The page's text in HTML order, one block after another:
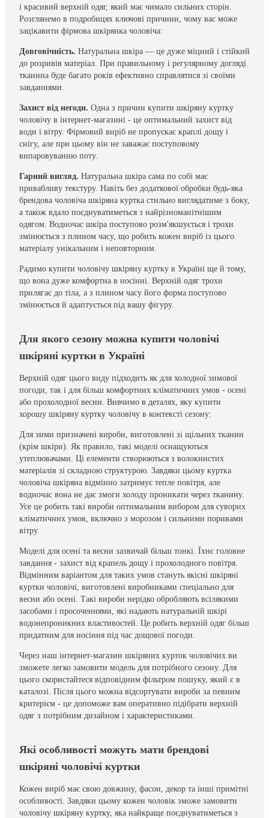
і красивий верхній одяг, який має чимало сильних сторін.
Розглянемо в подробицях ключові причини, чому вас може
зацікавити фірмова шкірянка чоловіча:
Довговічність. Натуральна шкіра — це дуже міцний і стійкий
до розривів матеріал. При правильному і регулярному догляді
тканина буде багато років ефективно справлятися зі своїми
завданнями.
Захист від негоди. Одна з причин купити шкіряну куртку
чоловічу в інтернет-магазині - це оптимальний захист від
води і вітру. Фірмовий виріб не пропускає краплі дощу і
снігу, але при цьому він не заважає поступовому
випаровуванню поту.
Гарний вигляд. Натуральна шкіра сама по собі має
привабливу текстуру. Навіть без додаткової обробки будь-яка
брендова чоловіча шкіряна куртка стильно виглядатиме з боку,
а також вдало поєднуватиметься з найрізноманітнішим
одягом. Водночас шкіра поступово розм'якшується і трохи
змінюється з плином часу, що робить кожен виріб із цього
матеріалу унікальним і неповторним.
Радимо купити чоловічу шкіряну куртку в Україні ще й тому,
що вона дуже комфортна в носінні. Верхній одяг трохи
прилягає до тіла, а з плином часу його форма поступово
змінюється й адаптується під вашу фігуру.
Для якого сезону можна купити чоловічі
шкіряні куртки в Україні
Верхній одяг цього виду підходить як для холодної зимової
погоди, так і для більш комфортних кліматичних умов - осені
або прохолодної весни. Вивчимо в деталях, яку купити
хорошу шкіряну куртку чоловічу в контексті сезону:
Для зими призначені вироби, виготовлені зі щільних тканин
(крім шкіри). Як правило, такі моделі оснащуються
утеплювачами. Ці елементи створюються з волокнистих
матеріалів зі складною структурою. Завдяки цьому куртка
чоловіча шкіряна відмінно затримує тепле повітря, але
водночас вона не дає змоги холоду проникати через тканину.
Усе це робить такі вироби оптимальним вибором для суворих
кліматичних умов, включно з морозом і сильними поривами
вітру.
Моделі для осені та весни зазвичай більш тонкі. Їхнє головне
завдання - захист від крапель дощу і прохолодного повітря.
Відмінним варіантом для таких умов стануть якісні шкіряні
куртки чоловічі, виготовлені виробниками спеціально для
весни або осені. Такі вироби нерідко обробляють всілякими
засобами і просоченнями, які надають натуральній шкірі
водонепроникних властивостей. Це робить верхній одяг більш
придатним для носіння під час дощової погоди.
Через наш інтернет-магазин шкіряних курток чоловічих ви
зможете легко замовити модель для потрібного сезону. Для
цього скористайтеся відповідним фільтром пошуку, який є в
каталозі. Після цього можна відсортувати вироби за певним
критерієм - це допоможе вам оперативно підібрати верхній
одяг з потрібним дизайном і характеристиками.
Які особливості можуть мати брендові
шкіряні чоловічі куртки
Кожен виріб має свою довжину, фасон, декор та інші примітні
особливості. Завдяки цьому кожен чоловік зможе замовити
чоловічу шкіряну куртку, яка найкраще поєднуватиметься з